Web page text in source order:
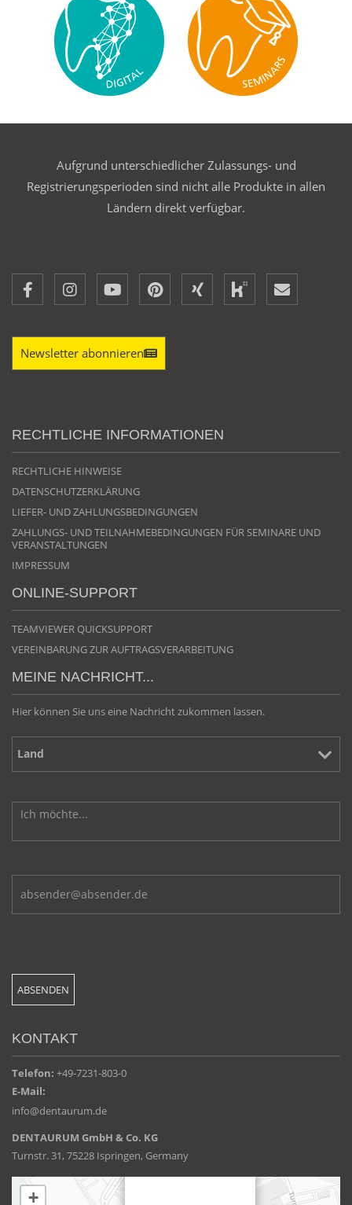
Aufgrund unterschiedlicher Zulassungs- und
Registrierungsperioden sind nicht alle Produkte in allen
Ländern direkt verfügbar.
Newsletter abonnieren
RECHTLICHE INFORMATIONEN
RECHTLICHE HINWEISE
DATENSCHUTZERKLÄRUNG
LIEFER- UND ZAHLUNGSBEDINGUNGEN
ZAHLUNGS- UND TEILNAHMEBEDINGUNGEN FÜR SEMINARE UND
VERANSTALTUNGEN
IMPRESSUM
ONLINE-SUPPORT
TEAMVIEWER QUICKSUPPORT
VEREINBARUNG ZUR AUFTRAGSVERARBEITUNG
MEINE NACHRICHT...
Hier können Sie uns eine Nachricht zukommen lassen.
KONTAKT
Telefon: +49-7231-803-0
E-Mail:
info@dentaurum.de
DENTAURUM GmbH & Co. KG
Turnstr. 31, 75228 Ispringen, Germany